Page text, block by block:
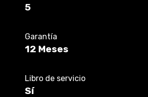
5
Garantía
12 Meses
Libro de servicio
Sí